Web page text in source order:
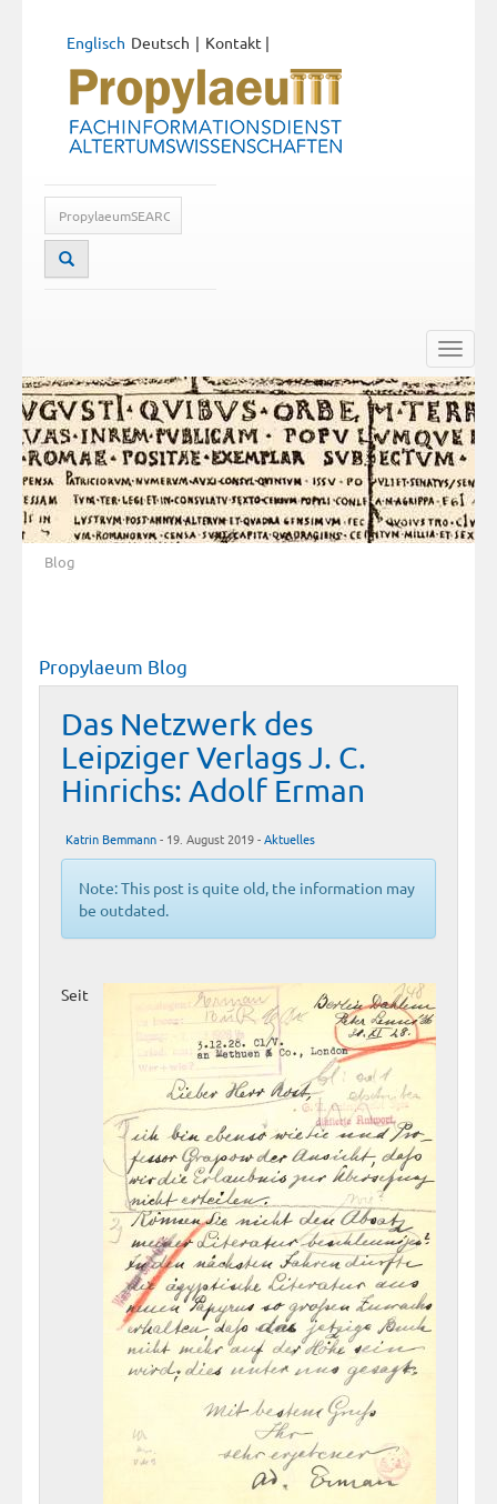
Deutsch
Englisch Kontakt |
Toggle
Blog
Propylaeum Blog
Das Netzwerk des
Leipziger Verlags J. C.
Hinrichs: Adolf Erman
Katrin Bemmann- 19. August 2019 -Aktuelles
Note: This post is quite old, the information may
be outdated.
Seit